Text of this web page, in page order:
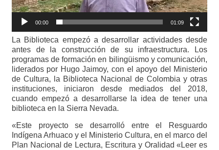
00:00 01:09
La Biblioteca empezó a desarrollar actividades desde
antes de la construcción de su infraestructura. Los
programas de formación en bilingüismo y comunicación,
liderados por Hugo Jaimoy, con el apoyo del Ministerio
de Cultura, la Biblioteca Nacional de Colombia y otras
instituciones, iniciaron desde mediados del 2018,
cuando empezó a desarrollarse la idea de tener una
biblioteca en la Sierra Nevada.
«Este proyecto se desarrolló entre el Resguardo
Indígena Arhuaco y el Ministerio Cultura, en el marco del
Plan Nacional de Lectura, Escritura y Oralidad «Leer es